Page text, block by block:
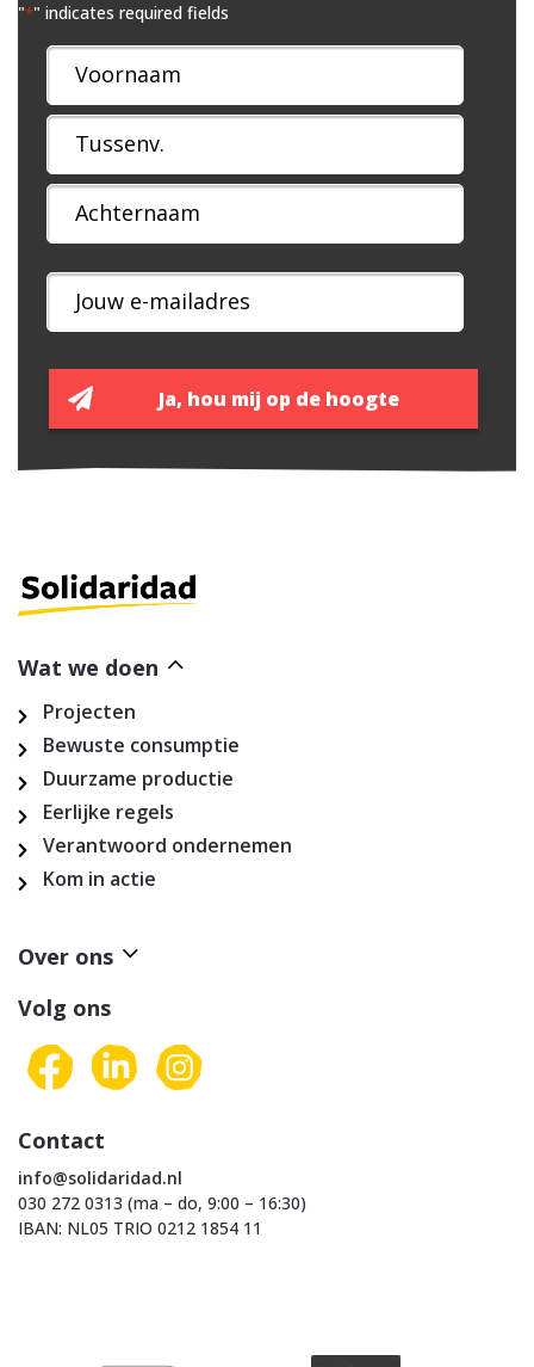
"*" indicates required fields
Naam
*
Wat we doen
Projecten
Bewuste consumptie
Duurzame productie
Eerlijke regels
Verantwoord ondernemen
Kom in actie
Over ons
Volg ons
Contact
info@solidaridad.nl
030 272 0313 (ma – do, 9:00 – 16:30)
IBAN: NL05 TRIO 0212 1854 11